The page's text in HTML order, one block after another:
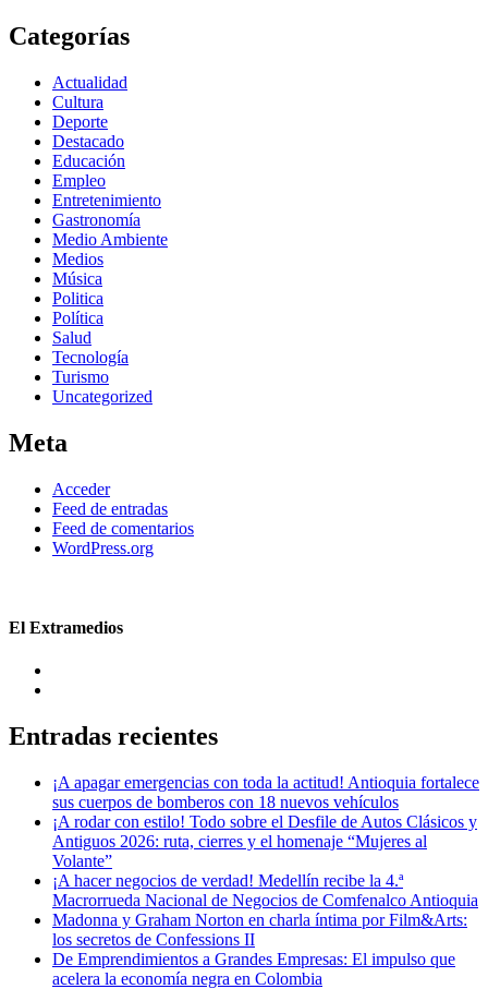
Categorías
Actualidad
Cultura
Deporte
Destacado
Educación
Empleo
Entretenimiento
Gastronomía
Medio Ambiente
Medios
Música
Politica
Política
Salud
Tecnología
Turismo
Uncategorized
Meta
Acceder
Feed de entradas
Feed de comentarios
WordPress.org
El Extramedios
Entradas recientes
¡A apagar emergencias con toda la actitud! Antioquia fortalece
sus cuerpos de bomberos con 18 nuevos vehículos
¡A rodar con estilo! Todo sobre el Desfile de Autos Clásicos y
Antiguos 2026: ruta, cierres y el homenaje “Mujeres al
Volante”
¡A hacer negocios de verdad! Medellín recibe la 4.ª
Macrorrueda Nacional de Negocios de Comfenalco Antioquia
Madonna y Graham Norton en charla íntima por Film&Arts:
los secretos de Confessions II
De Emprendimientos a Grandes Empresas: El impulso que
acelera la economía negra en Colombia